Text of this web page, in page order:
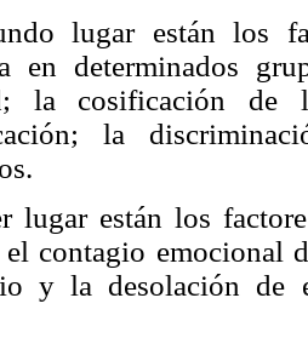
lugar están los
en determinados
la cosificación de
la
lugar están los
contagio emocional
y la desolación de